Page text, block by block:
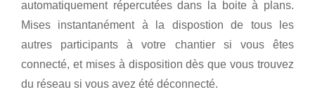
automatiquement répercutées dans la boite à plans.
Mises instantanément à la dispostion de tous les
autres participants à votre chantier si vous êtes
connecté, et mises à disposition dès que vous trouvez
du réseau si vous avez été déconnecté.